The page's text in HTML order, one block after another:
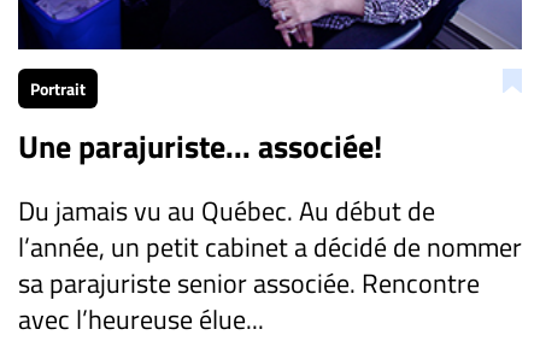
CARRIÈRE
ET
EMPLOIS
AVOCATS
ET
JURISTES
Offres
d'emploi
Portrait
Une parajuriste... associée!
Du jamais vu au Québec. Au début de
l’année, un petit cabinet a décidé de nommer
sa parajuriste senior associée. Rencontre
avec l’heureuse élue...